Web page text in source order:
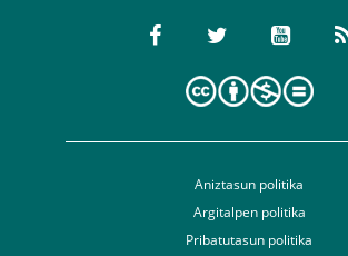
Aniztasun politika
Argitalpen politika
Pribatutasun politika